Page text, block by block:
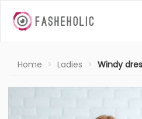
Home Ladies Windy